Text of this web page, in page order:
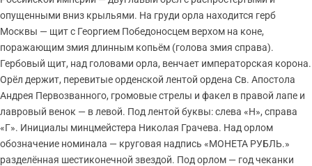
опущенными вниз крыльями. На груди орла находится герб
Москвы — щит с Георгием Победоносцем верхом на коне,
поражающим змия длинным копьём (голова змия справа).
Гербовый щит, над головами орла, венчает императорская корона.
Орёл держит, перевитые орденской лентой ордена Св. Апостола
Андрея Первозванного, громовые стрелы и факел в правой лапе и
лавровый венок — в левой. Под лентой буквы: слева «Н», справа
«Г». Инициалы минцмейстера Николая Грачева. Над орлом
обозначение номинала — круговая надпись «МОНЕТА РУБЛЬ.»
разделённая шестиконечной звездой. Под орлом — год чеканки